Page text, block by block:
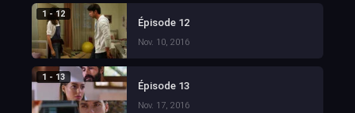
1 - 12
Épisode 12
Nov. 10, 2016
1 - 13
Épisode 13
Nov. 17, 2016